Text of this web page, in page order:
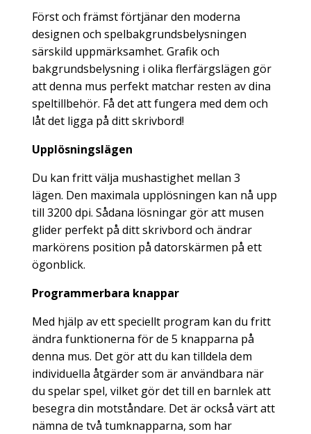
Först och främst förtjänar den moderna
designen och spelbakgrundsbelysningen
särskild uppmärksamhet. Grafik och
bakgrundsbelysning i olika flerfärgslägen gör
att denna mus perfekt matchar resten av dina
speltillbehör. Få det att fungera med dem och
låt det ligga på ditt skrivbord!
Upplösningslägen
Du kan fritt välja mushastighet mellan 3
lägen. Den maximala upplösningen kan nå upp
till 3200 dpi. Sådana lösningar gör att musen
glider perfekt på ditt skrivbord och ändrar
markörens position på datorskärmen på ett
ögonblick.
Programmerbara knappar
Med hjälp av ett speciellt program kan du fritt
ändra funktionerna för de 5 knapparna på
denna mus. Det gör att du kan tilldela dem
individuella åtgärder som är användbara när
du spelar spel, vilket gör det till en barnlek att
besegra din motståndare. Det är också värt att
nämna de två tumknapparna, som har